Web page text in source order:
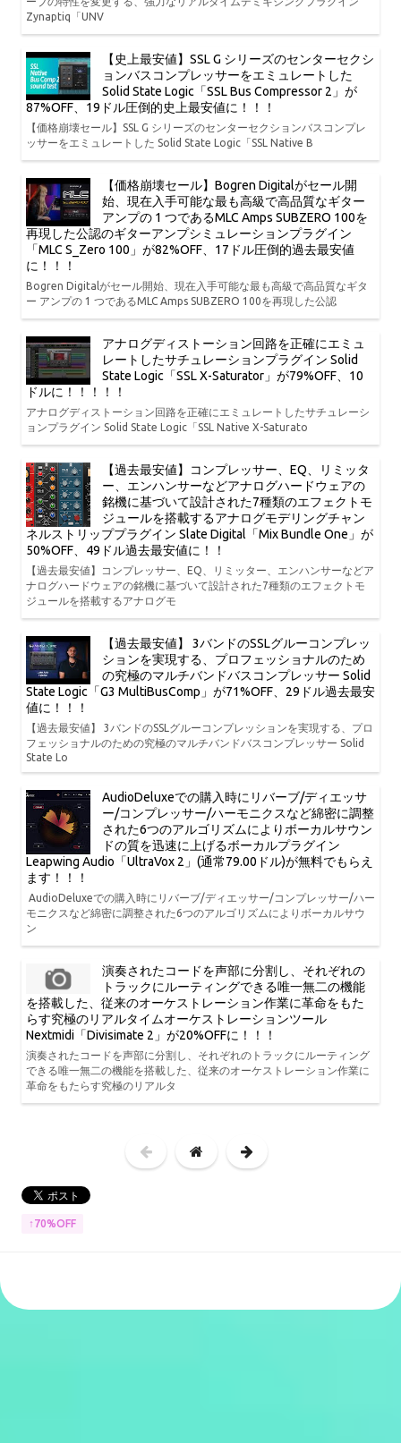
Zynaptiq「UNV
【史上最安値】SSL G シリーズのセンターセクシ
ョンバスコンプレッサーをエミュレートした
Solid State Logic「SSL Bus Compressor 2」が
87%OFF、19ドル圧倒的史上最安値に！！！
【価格崩壊セール】SSL G シリーズのセンターセクションバスコンプレ
ッサーをエミュレートした Solid State Logic「SSL Native B
【価格崩壊セール】Bogren Digitalがセール開
始、現在入手可能な最も高級で高品質なギター
アンプの 1 つであるMLC Amps SUBZERO 100を
再現した公認のギターアンプシミュレーションプラグイン
「MLC S_Zero 100」が82%OFF、17ドル圧倒的過去最安値
に！！！
Bogren Digitalがセール開始、現在入手可能な最も高級で高品質なギタ
ー アンプの 1 つであるMLC Amps SUBZERO 100を再現した公認
アナログディストーション回路を正確にエミュ
レートしたサチュレーションプラグイン Solid
State Logic「SSL X-Saturator」が79%OFF、10
ドルに！！！！！
アナログディストーション回路を正確にエミュレートしたサチュレーシ
ョンプラグイン Solid State Logic「SSL Native X-Saturato
【過去最安値】コンプレッサー、EQ、リミッタ
ー、エンハンサーなどアナログハードウェアの
銘機に基づいて設計された7種類のエフェクトモ
ジュールを搭載するアナログモデリングチャン
ネルストリッププラグイン Slate Digital「Mix Bundle One」が
50%OFF、49ドル過去最安値に！！
【過去最安値】コンプレッサー、EQ、リミッター、エンハンサーなどア
ナログハードウェアの銘機に基づいて設計された7種類のエフェクトモ
ジュールを搭載するアナログモ
【過去最安値】 3バンドのSSLグルーコンプレッ
ションを実現する、プロフェッショナルのため
の究極のマルチバンドバスコンプレッサー Solid
State Logic「G3 MultiBusComp」が71%OFF、29ドル過去最安
値に！！！
【過去最安値】 3バンドのSSLグルーコンプレッションを実現する、プロ
フェッショナルのための究極のマルチバンドバスコンプレッサー Solid
State Lo
AudioDeluxeでの購入時にリバーブ/ディエッサ
ー/コンプレッサー/ハーモニクスなど綿密に調整
された6つのアルゴリズムによりボーカルサウン
ドの質を迅速に上げるボーカルプラグイン
Leapwing Audio「UltraVox 2」(通常79.00ドル)が無料でもらえ
ます！！！
AudioDeluxeでの購入時にリバーブ/ディエッサー/コンプレッサー/ハー
モニクスなど綿密に調整された6つのアルゴリズムによりボーカルサウ
ン
演奏されたコードを声部に分割し、それぞれの
トラックにルーティングできる唯一無二の機能
を搭載した、従来のオーケストレーション作業に革命をもた
らす究極のリアルタイムオーケストレーションツール
Nextmidi「Divisimate 2」が20%OFFに！！！
演奏されたコードを声部に分割し、それぞれのトラックにルーティング
できる唯一無二の機能を搭載した、従来のオーケストレーション作業に
革命をもたらす究極のリアルタ
↑70%OFF